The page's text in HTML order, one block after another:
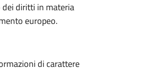
dei diritti in materia
europeo.
di carattere